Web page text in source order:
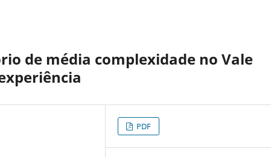
de média complexidade no Vale
PDF